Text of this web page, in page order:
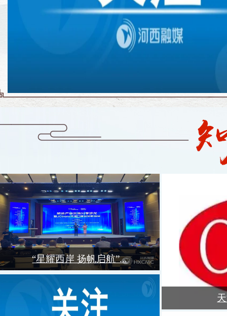
“星耀西岸 扬帆启航”...